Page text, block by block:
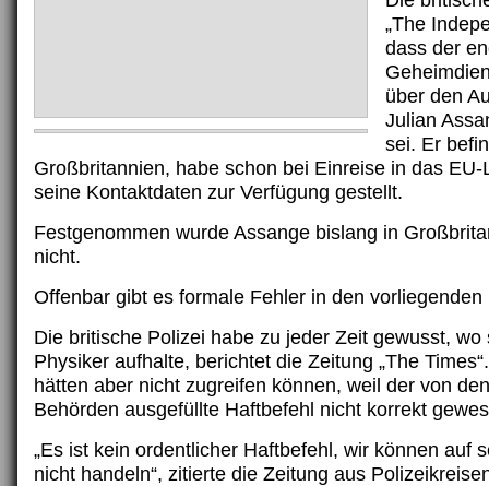
„The
dass der
über den
Julian
sei. Er
Großbritannien, habe schon bei Einreise in das
seine Kontaktdaten zur Verfügung gestellt.
Festgenommen wurde Assange bislang in
nicht.
Offenbar gibt es formale Fehler in den
Die britische Polizei habe zu jeder Zeit gewusst, wo
Physiker aufhalte, berichtet die Zeitung „The
hätten aber nicht zugreifen können, weil der von
Behörden ausgefüllte Haftbefehl nicht korrekt
„Es ist kein ordentlicher Haftbefehl, wir können auf
nicht handeln“, zitierte die Zeitung aus